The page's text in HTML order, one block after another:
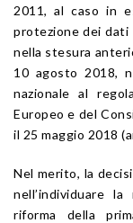
2011, al caso in
protezione dei dati
nella stesura
10 agosto 2018,
nazionale al
Europeo e del
il 25 maggio 2018
Nel merito, la
nell’individuare
riforma della